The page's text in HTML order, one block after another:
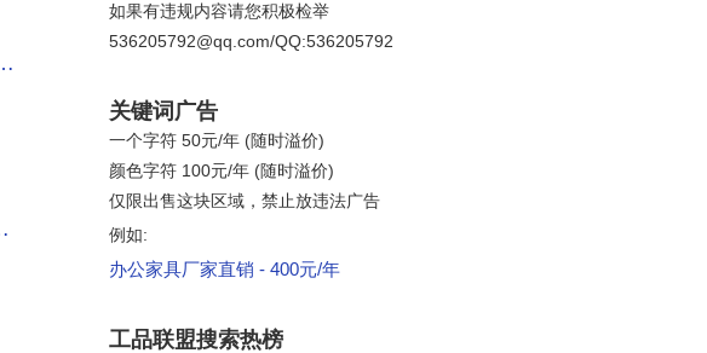
如果有违规内容请您积极检举
536205792@qq.com/QQ:536205792
关键词广告
一个字符 50元/年 (随时溢价)
颜色字符 100元/年 (随时溢价)
仅限出售这块区域，禁止放违法广告
例如:
办公家具厂家直销 - 400元/年
工品联盟搜索热榜